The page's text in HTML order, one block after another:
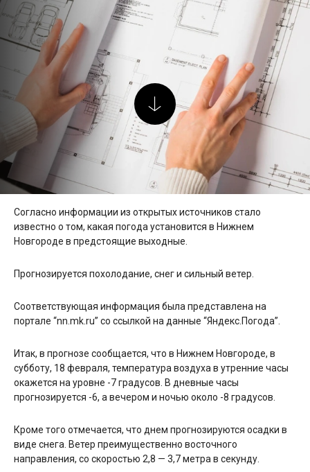
Согласно информации из открытых источников стало
известно о том, какая погода установится в Нижнем
Новгороде в предстоящие выходные.
Прогнозируется похолодание, снег и сильный ветер.
Соответствующая информация была представлена на
портале “nn.mk.ru” со ссылкой на данные “Яндекс.Погода”.
Итак, в прогнозе сообщается, что в Нижнем Новгороде, в
субботу, 18 февраля, температура воздуха в утренние часы
окажется на уровне -7 градусов. В дневные часы
прогнозируется -6, а вечером и ночью около -8 градусов.
Кроме того отмечается, что днем прогнозируются осадки в
виде снега. Ветер преимущественно восточного
направления, со скоростью 2,8 — 3,7 метра в секунду.